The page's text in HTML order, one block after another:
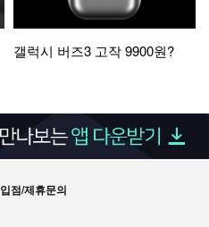
갤럭시 버즈3 고작 9900원?
입점/제휴문의